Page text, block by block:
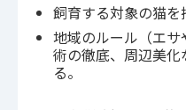
飼育する対象の猫を
地域のルール（エ
術の徹底、周辺美
る。